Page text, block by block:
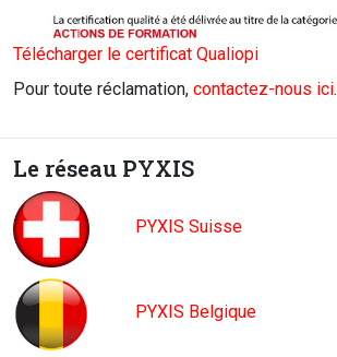
Télécharger le certificat Qualiopi
Pour toute réclamation, contactez-nous ici.
Le réseau PYXIS
PYXIS Suisse
PYXIS Belgique